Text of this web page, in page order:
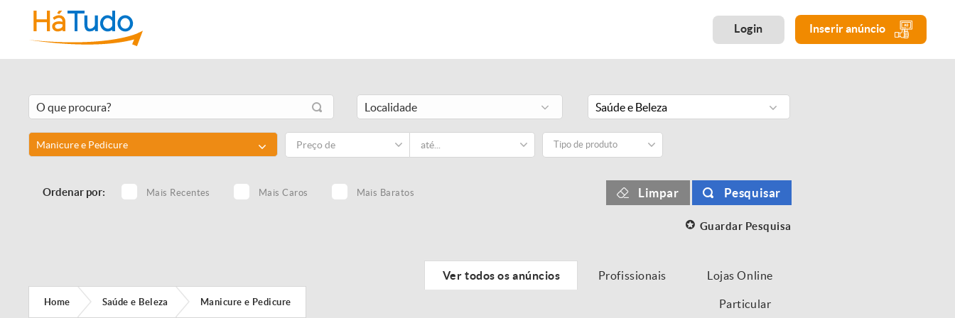
Login Inserir anúncio
Saúde e Beleza
Manicure e Pedicure Tipo de produto
Ordenar por: Mais Recentes Mais Caros Mais Baratos Limpar Pesquisar
Guardar Pesquisa
Home Saúde e Beleza Manicure e Pedicure
Ver todos os anúncios Profissionais Lojas Online
Particular